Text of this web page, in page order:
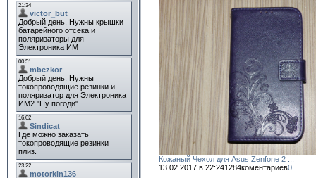
Кожаный Чехол для Asus Zenfone 2 ...
13.02.2017 в 22:241284коментариев0